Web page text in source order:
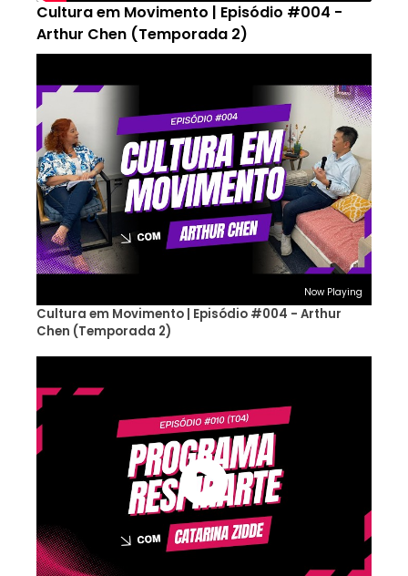
Cultura em Movimento | Episódio #004 -
Arthur Chen (Temporada 2)
Now Playing
Cultura em Movimento | Episódio #004 - Arthur
Chen (Temporada 2)